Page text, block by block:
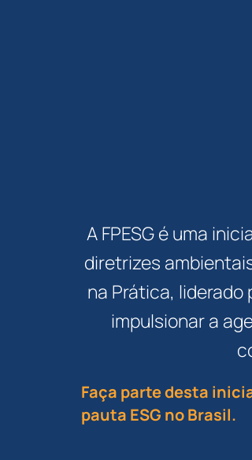
A FPESG é uma
diretrizes
na Prática,
impulsionar a
Faça parte desta
pauta ESG no Brasil.